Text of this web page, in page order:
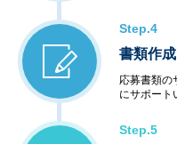
Step.4
書類作
応募書類の
にサポート
Step.5